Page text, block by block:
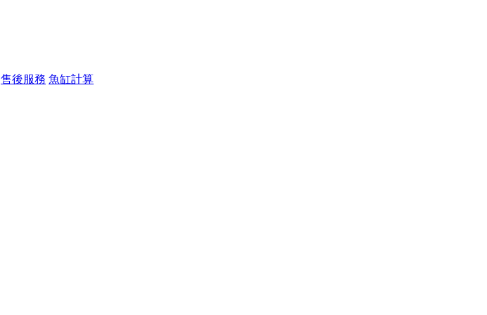
售後服務 魚缸計算